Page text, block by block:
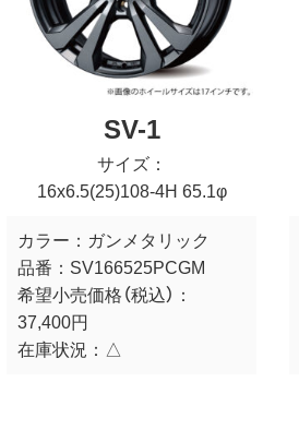
SV-1
サイズ：
16x6.5(25)108-4H 65.1φ
カラー： ガンメタリック
品番： SV166525PCGM
希望小売価格（税込）：
37,400円
在庫状況： △